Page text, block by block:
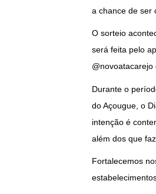
a chance de ser
O sorteio
será feita pelo
@novoatacarejo
Durante o
do Açougue, o
intenção é
além dos que
Fortalecemos